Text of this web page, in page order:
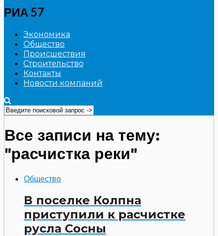
РИА 57
Экономика
Общество
Происшествия
Строительство
Контакты
Новости компаний
Все записи на тему:
"расчистка реки"
Общество
В поселке Колпна
приступили к расчистке
русла Сосны